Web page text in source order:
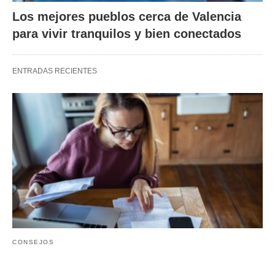
Los mejores pueblos cerca de Valencia
para vivir tranquilos y bien conectados
ENTRADAS RECIENTES
CONSEJOS